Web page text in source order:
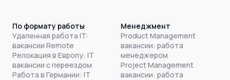
По формату работы
Удаленная работа IT:
вакансии Remote
Релокация в Европу: IT
вакансии с переездом
Работа в Германии: IT
Менеджмент
Product Management
вакансии: работа
менеджером
Project Management
вакансии: работа